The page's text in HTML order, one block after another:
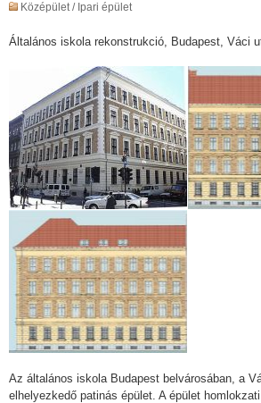
Középület / Ipari épület
Általános iskola rekonstrukció, Budapest, Váci
Az általános iskola Budapest belvárosában, a
elhelyezkedő patinás épület. A épület